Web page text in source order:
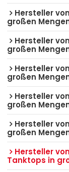
Hersteller
großen
Hersteller
großen
Hersteller
großen
Hersteller
großen
Hersteller
großen
Hersteller
Tanktops in